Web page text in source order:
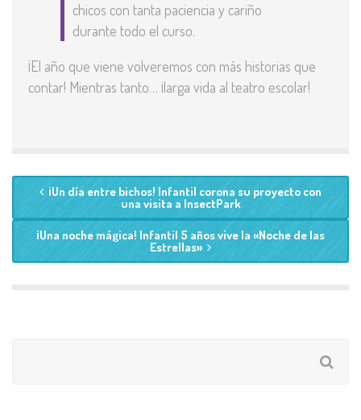
chicos con tanta paciencia y cariño
durante todo el curso.
¡El año que viene volveremos con más historias que
contar! Mientras tanto… ¡larga vida al teatro escolar!
¡Un día entre bichos! Infantil corona su proyecto con
una visita a InsectPark
¡Una noche mágica! Infantil 5 años vive la «Noche de las
Estrellas»